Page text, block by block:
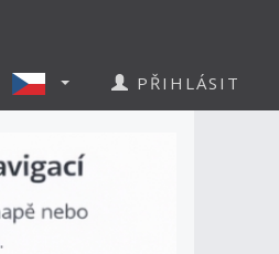
PŘIHLÁSIT